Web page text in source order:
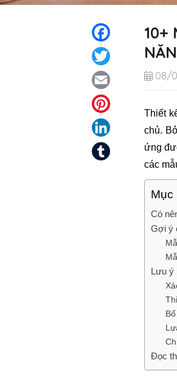
Facebook
LinkedIn
10+
08/
Thiết
chủ.
ứng
các
Mục
Có
Gợi ý
Lưu ý
Đọc